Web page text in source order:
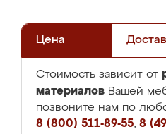
Цена
Стоимость зависит от
материалов Вашей
позвоните нам по
8 (800) 511-89-55, 8